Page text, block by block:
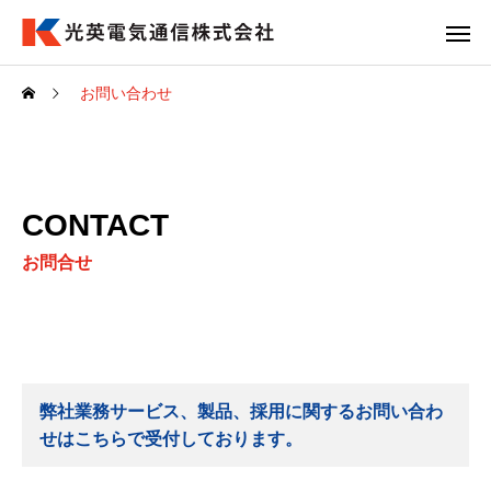
お問い合わせ
CONTACT
お問合せ
弊社業務サービス、製品、採用に関するお問い合わ
せはこちらで受付しております。